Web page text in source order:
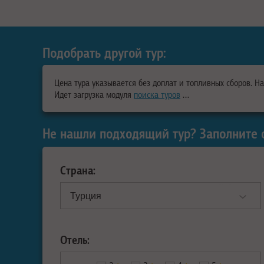
Подобрать другой тур:
Цена тура указывается без доплат и топливных сборов.
Идет загрузка модуля поиска туров …
Не нашли подходящий тур?
Страна:
Отель: